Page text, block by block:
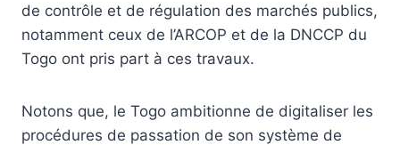
de contrôle et de régulation des marchés publics,
notamment ceux de l’ARCOP et de la DNCCP du
Togo ont pris part à ces travaux.
Notons que, le Togo ambitionne de digitaliser les
procédures de passation de son système de